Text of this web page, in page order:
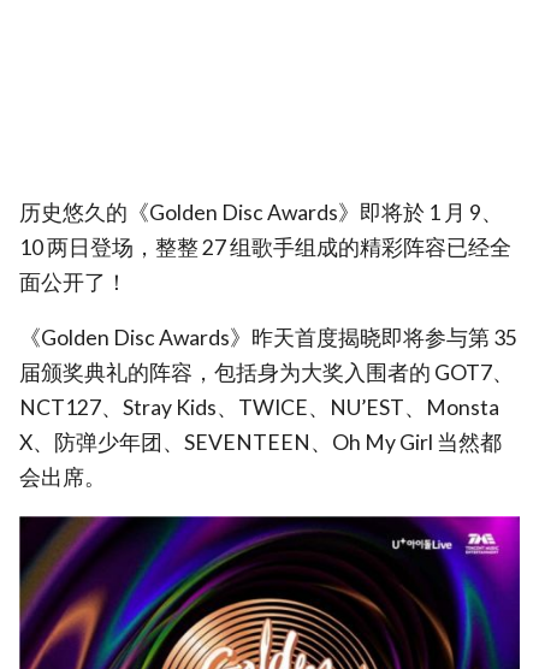
历史悠久的《Golden Disc Awards》即将於 1 月 9、
10 两日登场，整整 27 组歌手组成的精彩阵容已经全
面公开了！
《Golden Disc Awards》昨天首度揭晓即将参与第 35
届颁奖典礼的阵容，包括身为大奖入围者的 GOT7、
NCT127、Stray Kids、TWICE、NU’EST、Monsta
X、防弹少年团、SEVENTEEN、Oh My Girl 当然都
会出席。